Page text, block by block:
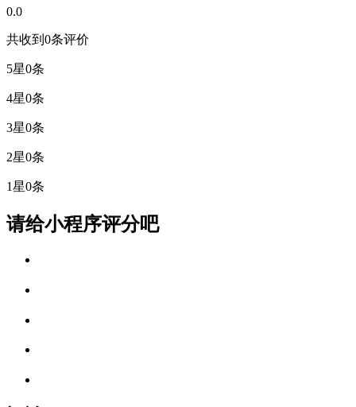
0.0
共收到0条评价
5星0条
4星0条
3星0条
2星0条
1星0条
请给小程序评分吧